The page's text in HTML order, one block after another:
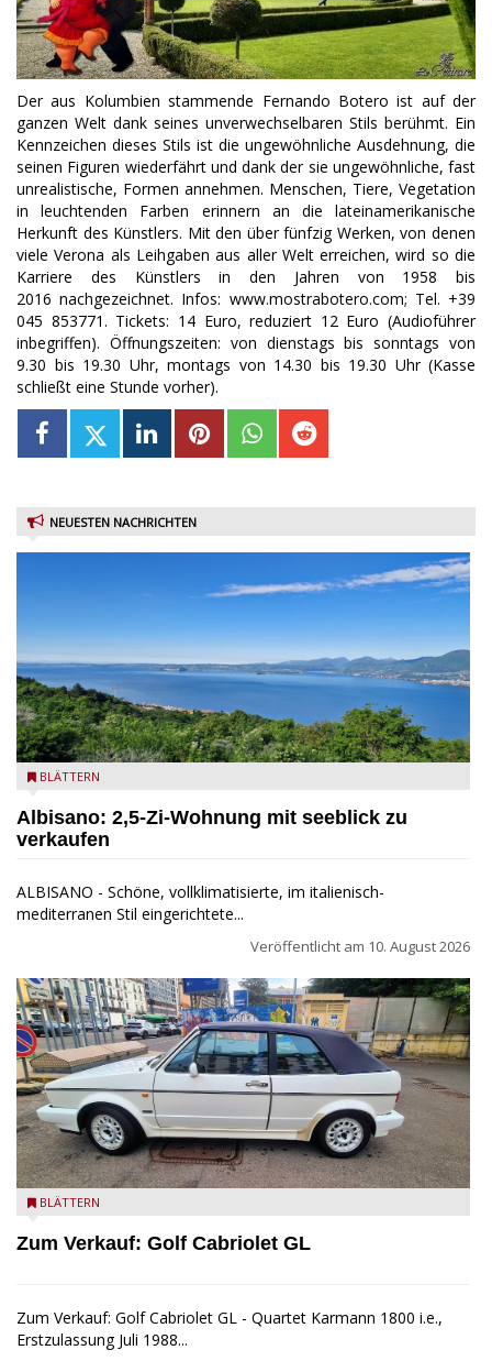
Der aus Kolumbien stammende Fernando Botero ist auf der
ganzen Welt dank seines unverwechselbaren Stils berühmt. Ein
Kennzeichen dieses Stils ist die ungewöhnliche Ausdehnung, die
seinen Figuren wiederfährt und dank der sie ungewöhnliche, fast
unrealistische, Formen annehmen. Menschen, Tiere, Vegetation
in leuchtenden Farben erinnern an die lateinamerikanische
Herkunft des Künstlers. Mit den über fünfzig Werken, von denen
viele Verona als Leihgaben aus aller Welt erreichen, wird so die
Karriere des Künstlers in den Jahren von 1958 bis
2016 nachgezeichnet. Infos: www.mostrabotero.com; Tel. +39
045 853771. Tickets: 14 Euro, reduziert 12 Euro (Audioführer
inbegriffen). Öffnungszeiten: von dienstags bis sonntags von
9.30 bis 19.30 Uhr, montags von 14.30 bis 19.30 Uhr (Kasse
schließt eine Stunde vorher).
NEUESTEN NACHRICHTEN
Seeblick
BLÄTTERN
Albisano: 2,5-Zi-Wohnung mit seeblick zu
verkaufen
ALBISANO - Schöne, vollklimatisierte, im italienisch-
mediterranen Stil eingerichtete...
Veröffentlicht am 10. August 2026
Golf Cabriolet zu verkaufen
BLÄTTERN
Zum Verkauf: Golf Cabriolet GL
Zum Verkauf: Golf Cabriolet GL - Quartet Karmann 1800 i.e.,
Erstzulassung Juli 1988...